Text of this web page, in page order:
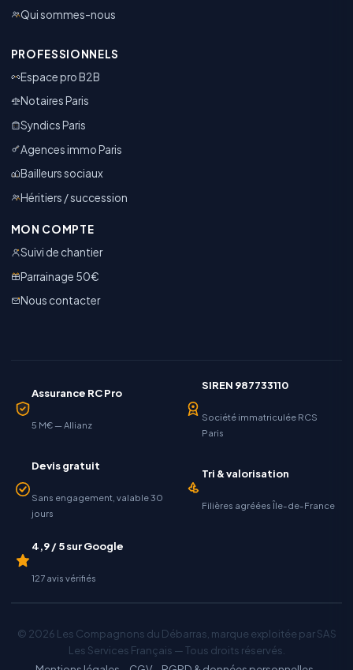
Qui sommes-nous
PROFESSIONNELS
Espace pro B2B
Notaires Paris
Syndics Paris
Agences immo Paris
Bailleurs sociaux
Héritiers / succession
MON COMPTE
Suivi de chantier
Parrainage 50€
Nous contacter
Assurance RC Pro
5 M€ — Allianz
SIREN 987733110
Société immatriculée RCS
Paris
Devis gratuit
Sans engagement, valable 30
jours
Tri & valorisation
Filières agréées Île-de-France
4,9 / 5 sur Google
127 avis vérifiés
© 2026 Les Compagnons du Débarras, marque exploitée par SAS
Les Services Français — Tous droits réservés.